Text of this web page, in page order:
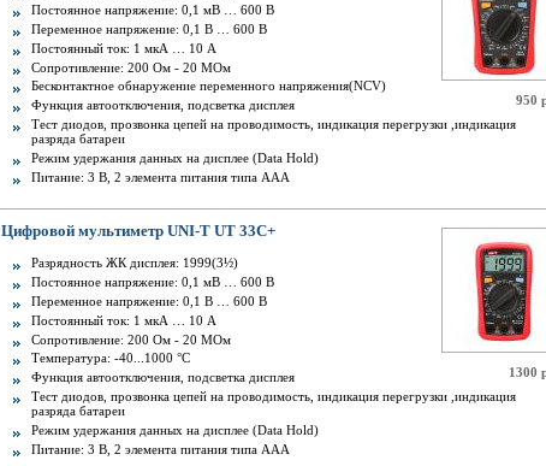
950
Постоянное напряжение: 0,1 мВ … 600 В
Переменное напряжение: 0,1 В … 600 В
Постоянный ток: 1 мкА … 10 А
Сопротивление: 200 Ом - 20 МОм
Бесконтактное обнаружение переменного напряжения(NCV)
Функция автоотключения, подсветка дисплея
Тест диодов, прозвонка цепей на проводимость, индикация перегрузки ,индикация
разряда батареи
Режим удержания данных на дисплее (Data Hold)
Питание: 3 В, 2 элемента питания типа ААА
1300
Цифровой мультиметр UNI-T UT 33С+
Разрядность ЖК дисплея: 1999(3½)
Постоянное напряжение: 0,1 мВ … 600 В
Переменное напряжение: 0,1 В … 600 В
Постоянный ток: 1 мкА … 10 А
Сопротивление: 200 Ом - 20 МОм
Температура: -40...1000 °С
Функция автоотключения, подсветка дисплея
Тест диодов, прозвонка цепей на проводимость, индикация перегрузки ,индикация
разряда батареи
Режим удержания данных на дисплее (Data Hold)
Питание: 3 В, 2 элемента питания типа ААА